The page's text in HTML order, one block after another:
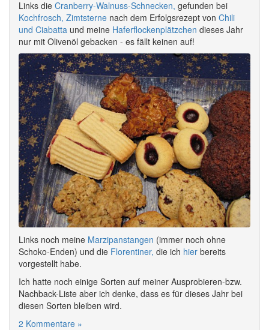
Links die Cranberry-Walnuss-Schnecken, gefunden bei
Kochfrosch, Zimtsterne nach dem Erfolgsrezept von Chili
und Ciabatta und meine Haferflockenplätzchen dieses Jahr
nur mit Olivenöl gebacken - es fällt keinen auf!
Links noch meine Marzipanstangen (immer noch ohne
Schoko-Enden) und die Florentiner, die ich hier bereits
vorgestellt habe.
Ich hatte noch einige Sorten auf meiner Ausprobieren-bzw.
Nachback-Liste aber ich denke, dass es für dieses Jahr bei
diesen Sorten bleiben wird.
2 Kommentare »